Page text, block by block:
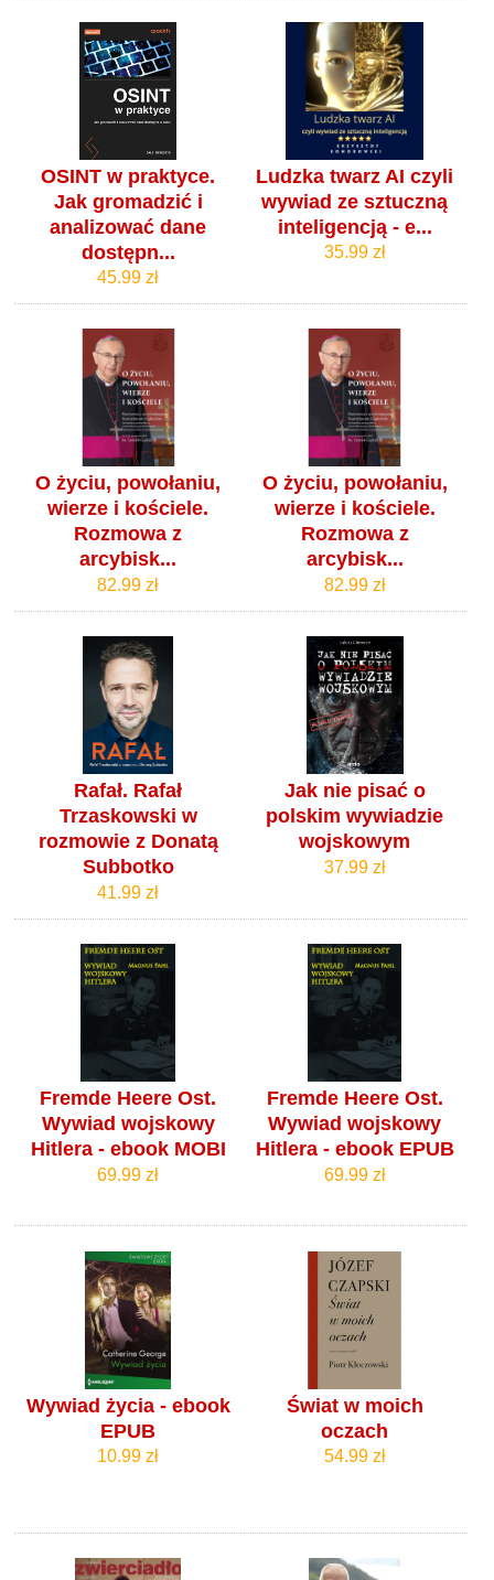
OSINT w praktyce.
Jak gromadzić i
analizować dane
dostępn...
45.99 zł
Ludzka twarz AI czyli
wywiad ze sztuczną
inteligencją - e...
35.99 zł
O życiu, powołaniu,
wierze i kościele.
Rozmowa z
arcybisk...
82.99 zł
O życiu, powołaniu,
wierze i kościele.
Rozmowa z
arcybisk...
82.99 zł
Rafał. Rafał
Trzaskowski w
rozmowie z Donatą
Subbotko
41.99 zł
Jak nie pisać o
polskim wywiadzie
wojskowym
37.99 zł
Fremde Heere Ost.
Wywiad wojskowy
Hitlera - ebook MOBI
69.99 zł
Fremde Heere Ost.
Wywiad wojskowy
Hitlera - ebook EPUB
69.99 zł
Wywiad życia - ebook
EPUB
10.99 zł
Świat w moich
oczach
54.99 zł